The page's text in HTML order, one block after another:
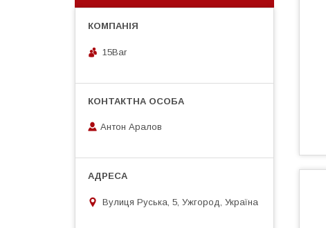
15Bar
Антон Аралов
Вулиця Руська, 5, Ужгород, Україна